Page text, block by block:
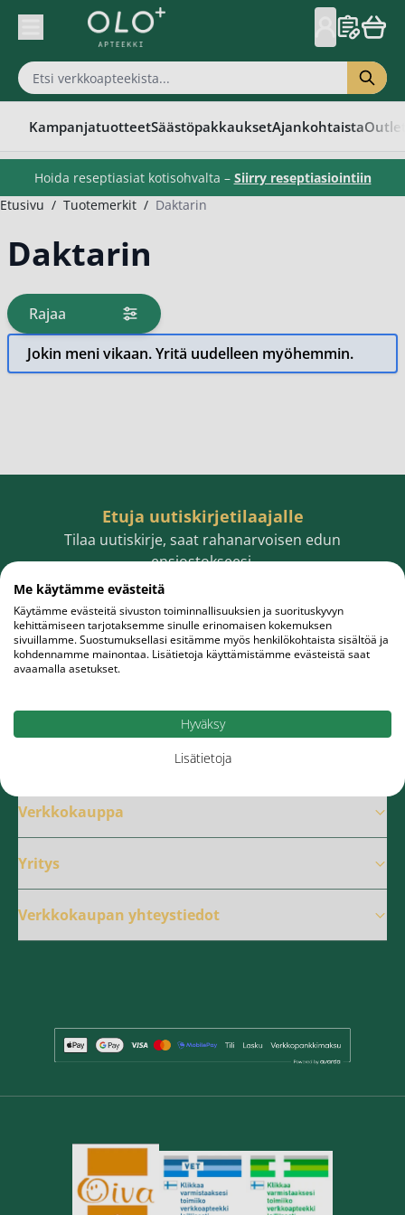
Skip to Content
KampanjatuotteetSäästöpakkauksetAjankohtaista
Hoida reseptiasiat kotisohvalta – Siirry reseptiasiointiin
Etusivu / Tuotemerkit / Daktarin
Daktarin
Rajaa
tuotteita
Jokin meni vikaan. Yritä uudelleen myöhemmin.
Etuja uutiskirjetilaajalle
Tilaa uutiskirje, saat rahanarvoisen edun
ensiostokseesi.
Sähköpostiosoite
Tilaa
Verkkokauppa
Yritys
Verkkokaupan yhteystiedot
Me käytämme evästeitä
Käytämme evästeitä sivuston toiminnallisuuksien ja suorituskyvyn
kehittämiseen tarjotaksemme sinulle erinomaisen kokemuksen
sivuillamme. Suostumuksellasi esitämme myös henkilökohtaista sisältöä ja
kohdennamme mainontaa. Lisätietoja käyttämistämme evästeistä saat
avaamalla asetukset.
Hyväksy
Lisätietoja